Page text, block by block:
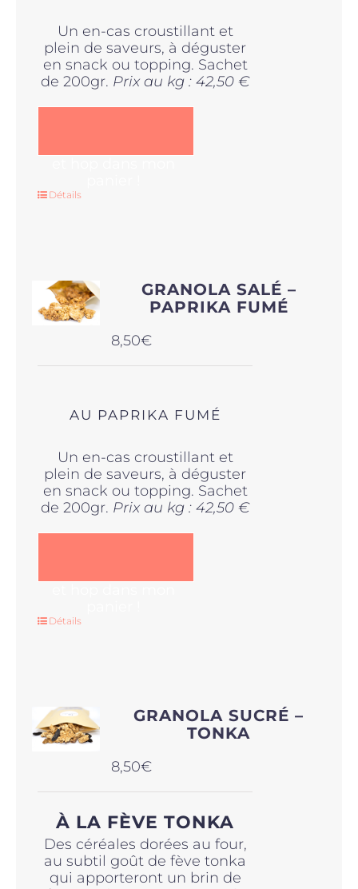
Un en-cas croustillant et
plein de saveurs, à déguster
en snack ou topping. Sachet
de 200gr. Prix au kg : 42,50 €
Détails
GRANOLA SALÉ –
PAPRIKA FUMÉ
8,50€
AU PAPRIKA FUMÉ
Un en-cas croustillant et
plein de saveurs, à déguster
en snack ou topping. Sachet
de 200gr. Prix au kg : 42,50 €
Détails
GRANOLA SUCRÉ –
TONKA
8,50€
À LA FÈVE TONKA
Des céréales dorées au four,
au subtil goût de fève tonka
qui apporteront un brin de